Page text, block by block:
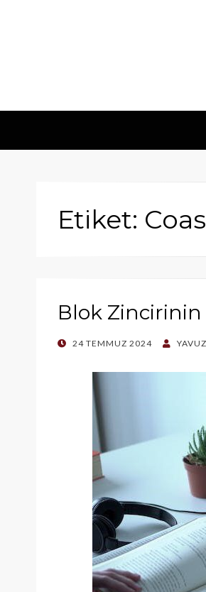
Etiket:
Blok
POSTED
24 TEMMUZ 2024